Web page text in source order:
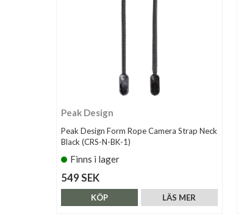
Peak Design
Peak Design Form Rope Camera Strap Neck
Black (CRS-N-BK-1)
Finns i lager
549 SEK
LÄS MER
KÖP